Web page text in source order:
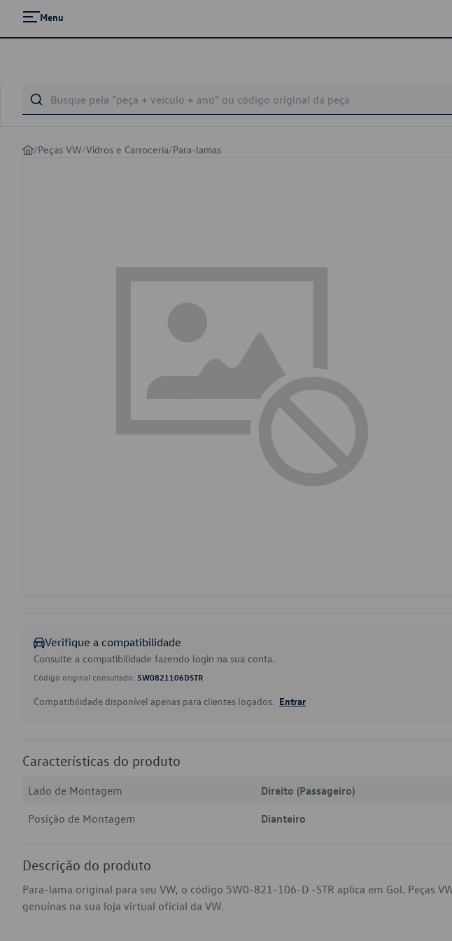
Menu
/Peças VW/Vidros e Carroceria/Para-lamas
Verifique a compatibilidade
Consulte a compatibilidade fazendo login na sua conta.
Código original consultado: 5W0821106DSTR
Compatibilidade disponível apenas para clientes logados. Entrar
Características do produto
Lado de Montagem
Direito (Passageiro)
Posição de Montagem
Dianteiro
Descrição do produto
Para-lama original para seu VW, o código 5W0-821-106-D -STR aplica em Gol. Peças
genuínas na sua loja virtual oficial da VW.